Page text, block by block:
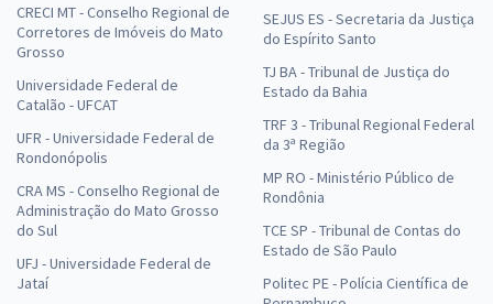
CRECI MT - Conselho Regional de
Corretores de Imóveis do Mato
Grosso
Universidade Federal de
Catalão - UFCAT
UFR - Universidade Federal de
Rondonópolis
CRA MS - Conselho Regional de
Administração do Mato Grosso
do Sul
UFJ - Universidade Federal de
Jataí
SEJUS ES - Secretaria da Justiça
do Espírito Santo
TJ BA - Tribunal de Justiça do
Estado da Bahia
TRF 3 - Tribunal Regional Federal
da 3ª Região
MP RO - Ministério Público de
Rondônia
TCE SP - Tribunal de Contas do
Estado de São Paulo
Politec PE - Polícia Científica de